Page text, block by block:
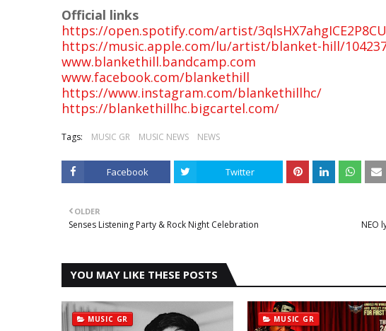
Official links
https://open.spotify.com/artist/
https://music.apple.com/lu/artist/blanket-hill/
www.blankethill.bandcamp.com
www.facebook.com/blankethill
https://www.instagram.com/blankethillhc/
https://blankethillhc.bigcartel.com/
Tags: MUSIC GR MUSIC NEWS NEWS
Facebook Twitter
NEΟ
OLDER
Senses Listening Party & Rock Night Celebration
YOU MAY LIKE THESE POSTS
MUSIC GR MUSIC GR